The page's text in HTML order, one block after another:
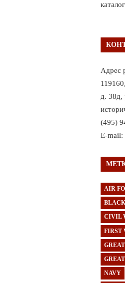
Адрес
д. 38д,
(495)
E-mail:
AIR
CIVIL
FIRST
NAVY